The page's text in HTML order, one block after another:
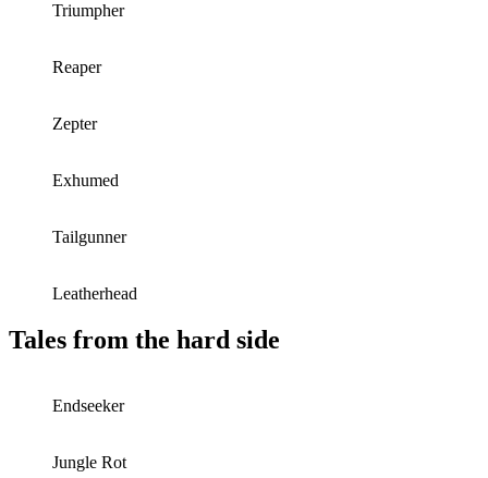
Triumpher
Reaper
Zepter
Exhumed
Tailgunner
Leatherhead
Tales from the hard side
Endseeker
Jungle Rot